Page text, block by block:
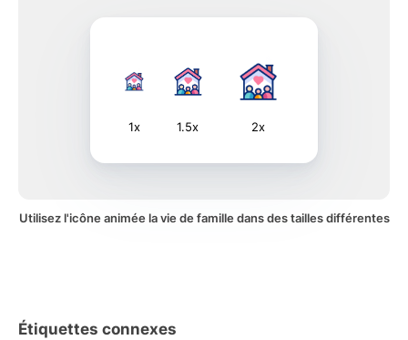
1x 1.5x 2x
Utilisez l'icône animée la vie de famille dans des tailles différentes
Étiquettes connexes